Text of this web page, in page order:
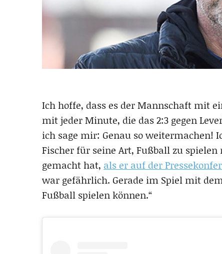
Ich hoffe, dass es der Mannschaft mit
mit jeder Minute, die das 2:3 gegen
ich sage mir: Genau so weitermachen!
Fischer für seine Art, Fußball zu
gemacht hat, als er auf der
war gefährlich. Gerade im Spiel mit
Fußball spielen können.“